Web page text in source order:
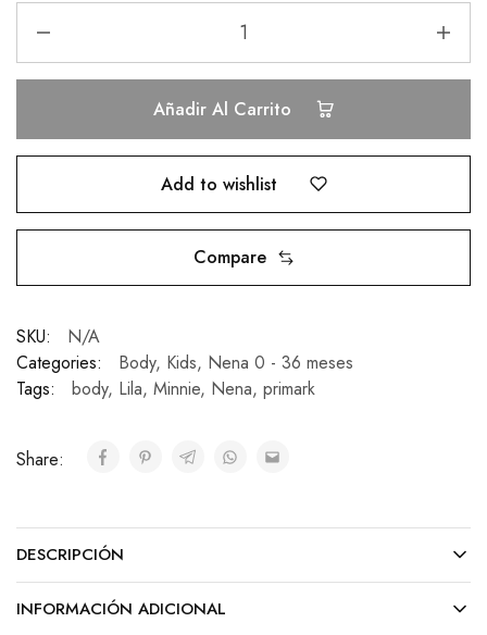
Añadir Al Carrito
Add to wishlist
Compare
SKU:
N/A
Categories:
Body, Kids, Nena 0 - 36 meses
Tags:
body, Lila, Minnie, Nena, primark
Share:
DESCRIPCIÓN
INFORMACIÓN ADICIONAL